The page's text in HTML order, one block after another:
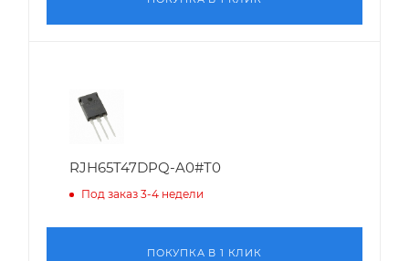
RJH65T47DPQ-A0#T0
Под заказ 3-4 недели
ПОКУПКА В 1 КЛИК